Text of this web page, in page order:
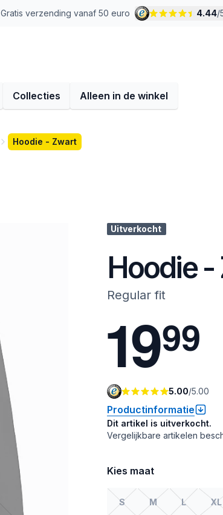
Gratis verzending vanaf 50 euro 4.44/
Collecties Alleen in de winkel
Hoodie - Zwart
Uitverkocht
Hoodie
Regular fit
1999
5.00/5.00
Productinformatie
Dit artikel is uitverkocht.
Vergelijkbare artikelen
Kies maat
S M L XL